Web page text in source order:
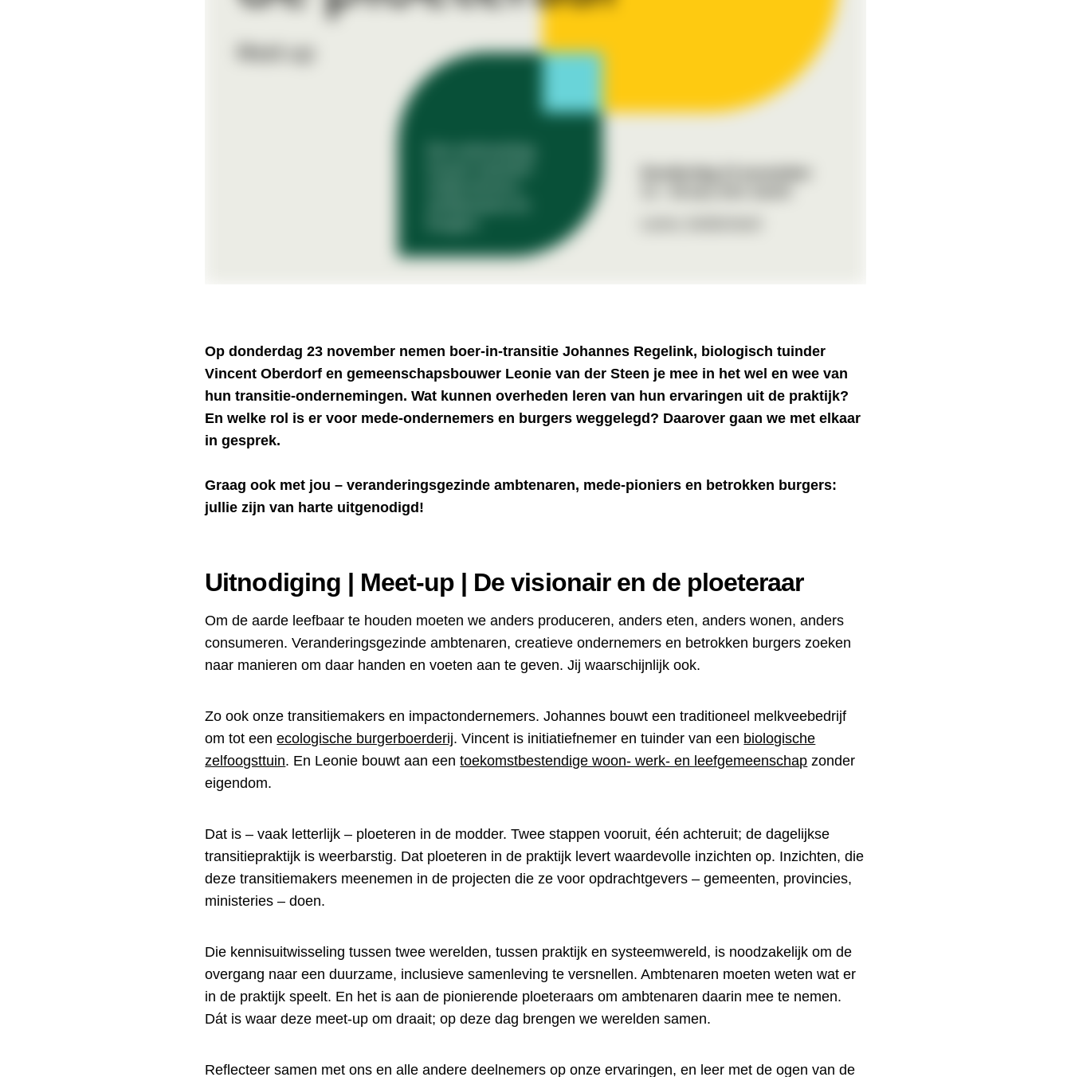
Op donderdag 23 november nemen boer-in-transitie Johannes Regelink, biologisch tuinder
Vincent Oberdorf en gemeenschapsbouwer Leonie van der Steen je mee in het wel en wee van
hun transitie-ondernemingen. Wat kunnen overheden leren van hun ervaringen uit de praktijk?
En welke rol is er voor mede-ondernemers en burgers weggelegd? Daarover gaan we met elkaar
in gesprek.
Graag ook met jou – veranderingsgezinde ambtenaren, mede-pioniers en betrokken burgers:
jullie zijn van harte uitgenodigd!
Uitnodiging | Meet-up | De visionair en de ploeteraar
Om de aarde leefbaar te houden moeten we anders produceren, anders eten, anders wonen, anders
consumeren. Veranderingsgezinde ambtenaren, creatieve ondernemers en betrokken burgers zoeken
naar manieren om daar handen en voeten aan te geven. Jij waarschijnlijk ook.
Zo ook onze transitiemakers en impactondernemers. Johannes bouwt een traditioneel melkveebedrijf
om tot eenecologische burgerboerderij. Vincent is initiatiefnemer en tuinder van een biologische
zelfoogsttuin. En Leonie bouwt aan eentoekomstbestendige woon- werk- en leefgemeenschap zonder
eigendom.
Dat is – vaak letterlijk – ploeteren in de modder. Twee stappen vooruit, één achteruit; de dagelijkse
transitiepraktijk is weerbarstig. Dat ploeteren in de praktijk levert waardevolle inzichten op. Inzichten, die
deze transitiemakers meenemen in de projecten die ze voor opdrachtgevers – gemeenten, provincies,
ministeries – doen.
Die kennisuitwisseling tussen twee werelden, tussen praktijk en systeemwereld, is noodzakelijk om de
overgang naar een duurzame, inclusieve samenleving te versnellen. Ambtenaren moeten weten wat er
in de praktijk speelt. En het is aan de pionierende ploeteraars om ambtenaren daarin mee te nemen.
Dát is waar deze meet-up om draait; op deze dag brengen we werelden samen.
Reflecteer samen met ons en alle andere deelnemers op onze ervaringen, en leer met de ogen van de